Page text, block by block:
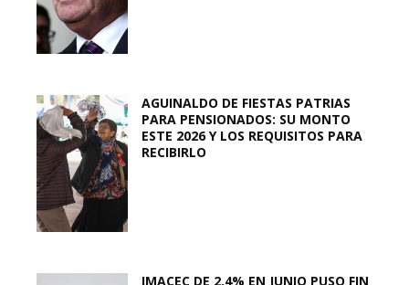
AGUINALDO DE FIESTAS PATRIAS
PARA PENSIONADOS: SU MONTO
ESTE 2026 Y LOS REQUISITOS PARA
RECIBIRLO
IMACEC DE 2,4% EN JUNIO PUSO FIN